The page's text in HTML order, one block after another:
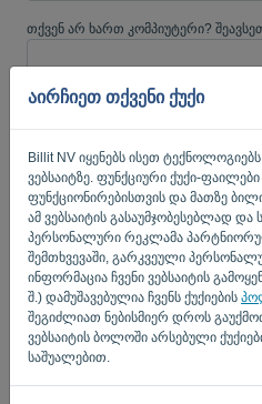
აირჩიეთ თქვენი ქუქი
Billit NV იყენებს ისეთ
ვებსაიტზე. ფუნქციური ქუქი-
ფუნქციონირებისთვის და მათზე
ამ ვებსაიტის გასაუმჯობესებლად და
პერსონალური რეკლამა
შემთხვევაში, გარკვეული
ინფორმაცია ჩვენი ვებსაიტის
შ.) დამუშავებულია ჩვენს ქუქიების
შეგიძლიათ ნებისმიერ დროს
ვებსაიტის ბოლოში არსებული
საშუალებით.
თქვენ არ ხართ კომპიუტერი?
შესვლის გვერდზე დაბრუნება
Privacy Policy-Terms of Service